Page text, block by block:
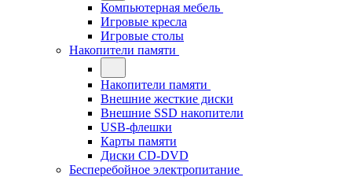
Компьютерная мебель
Игровые кресла
Игровые столы
Накопители памяти
Накопители памяти
Внешние жесткие диски
Внешние SSD накопители
USB-флешки
Карты памяти
Диски CD-DVD
Бесперебойное электропитание